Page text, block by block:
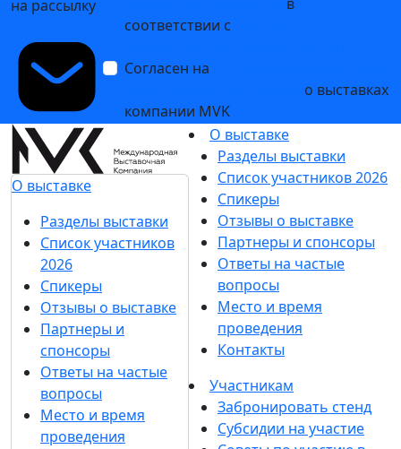
на рассылку
соответствии с
Согласен на
о выставках
компании MVK
О выставке
Разделы выставки
Список участников
2026
Спикеры
Отзывы о выставке
Партнеры и
спонсоры
Ответы на частые
вопросы
Место и время
проведения
О выставке
Разделы выставки
Список участников 2026
Спикеры
Отзывы о выставке
Партнеры и спонсоры
Ответы на частые
вопросы
Место и время
проведения
Контакты
Участникам
Забронировать стенд
Субсидии на участие